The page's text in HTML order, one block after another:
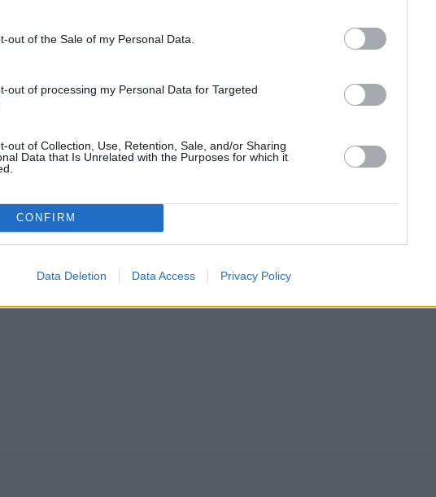
out of the Sale of my Personal Data.
out of processing my Personal Data for Targeted
out of Collection, Use, Retention, Sale, and/or Sharing
Data that Is Unrelated with the Purposes for which it
CONFIRM
Data Deletion Data Access Privacy Policy